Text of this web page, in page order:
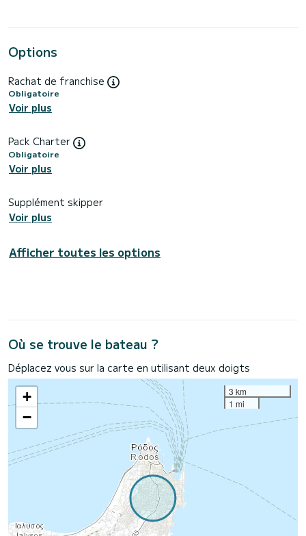
Options
Rachat de franchise
Obligatoire
Voir plus
Pack Charter
Obligatoire
Voir plus
Supplément skipper
Voir plus
Afficher toutes les options
Où se trouve le bateau ?
Déplacez vous sur la carte en utilisant deux doigts
+
−
3 km
1 mi